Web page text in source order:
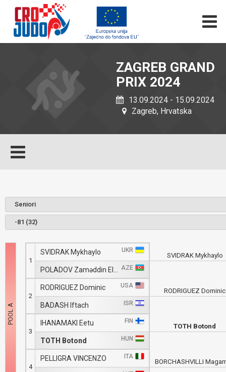
ZAGREB GRAND
PRIX 2024
13.09.2024 - 15.09.2024
Zagreb, Hrvatska
1
SVIDRAK Mykhaylo UKR
AZE
2
RODRIGUEZ Dominic USA
BADASH Iftach ISR
3
IHANAMÄKI Eetu FIN
TOTH Botond HUN
4
PELLIGRA VINCENZO ITA
SVIDRAK Mykhaylo
RODRIGUEZ Dominic
TOTH Botond
BORCHASHVILLI